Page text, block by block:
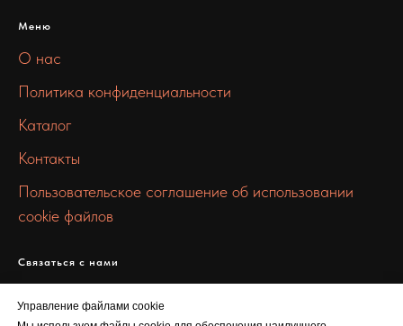
Управление файлами cookie
Меню
О нас
Политика конфиденциальности
Каталог
Контакты
Пользовательское соглашение об использовании
cookie файлов
Связаться с нами